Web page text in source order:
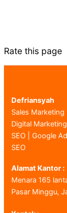
Rate this page
Defriansyah
Sales
Digital
SEO | Google
SEO
Alamat Kantor :
Menara 165
Pasar Minggu,